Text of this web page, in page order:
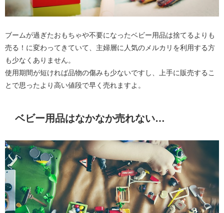
ブームが過ぎたおもちゃや不要になったベビー用品は捨てるよりも
売る！に変わってきていて、主婦層に人気のメルカリを利用する方
も少なくありません。
使用期間が短ければ品物の傷みも少ないですし、上手に販売するこ
とで思ったより高い値段で早く売れますよ。
ベビー用品はなかなか売れない…